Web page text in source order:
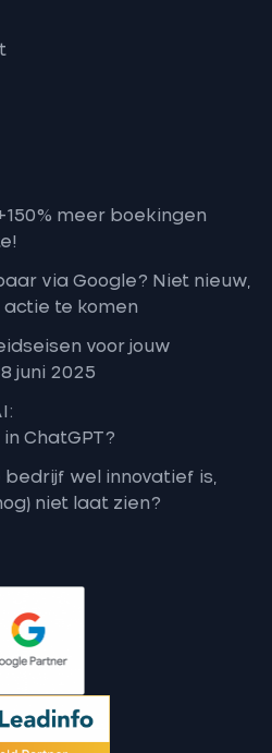
meer boekingen
via Google? Niet nieuw,
actie te komen
voor jouw
juni 2025
ChatGPT?
bedrijf wel innovatief is,
niet laat zien?